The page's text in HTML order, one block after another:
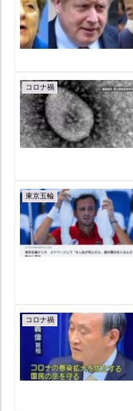
コロナ禍
東京五輪
コロナ禍